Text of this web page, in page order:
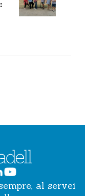
al servei